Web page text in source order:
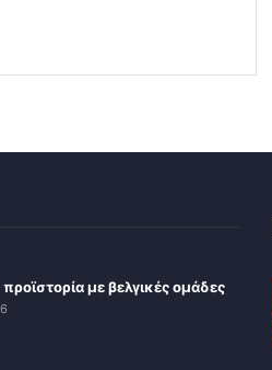
με βελγικές ομάδες